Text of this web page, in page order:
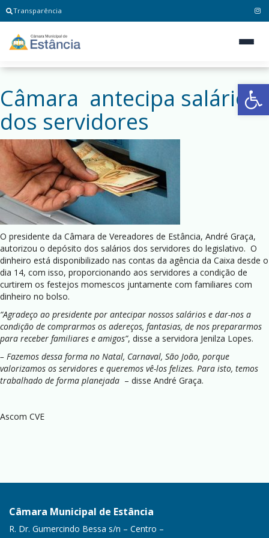
Transparência
Câmara antecipa salários
dos servidores
O presidente da Câmara de Vereadores de Estância, André Graça,
autorizou o depósito dos salários dos servidores do legislativo. O
dinheiro está disponibilizado nas contas da agência da Caixa desde o
dia 14, com isso, proporcionando aos servidores a condição de
curtirem os festejos momescos juntamente com familiares com
dinheiro no bolso.
“Agradeço ao presidente por antecipar nossos salários e dar-nos a
condição de comprarmos os adereços, fantasias, de nos prepararmos
para receber familiares e amigos”, disse a servidora Jenilza Lopes.
– Fazemos dessa forma no Natal, Carnaval, São João, porque
valorizamos os servidores e queremos vê-los felizes. Para isto, temos
trabalhado de forma planejada – disse André Graça.
Ascom CVE
Câmara Municipal de Estância
R. Dr. Gumercindo Bessa s/n – Centro –